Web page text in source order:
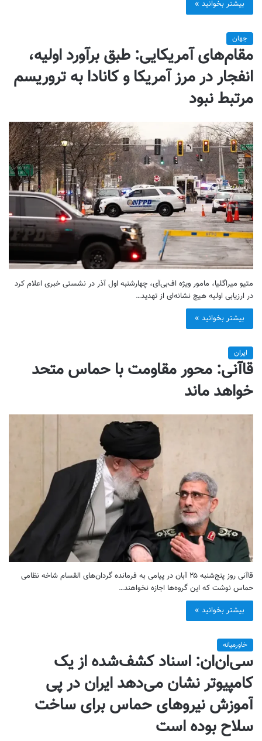
بیشتر بخوانید »
جهان
مقام‌های آمریکایی: طبق برآورد اولیه،
انفجار در مرز آمریکا و کانادا به تروریسم
مرتبط نبود
متیو میراگلیا، مامور ویژه اف‌بی‌آی، چهارشنبه اول آذر در نشستی خبری اعلام کرد
در ارزیابی اولیه هیچ نشانه‌ای از تهدید…
بیشتر بخوانید »
ایران
قاآنی: محور مقاومت با حماس متحد
خواهد ماند
قاآنی روز پنج‌شنبه ۲۵ آبان در پیامی به فرمانده گردان‌های القسام شاخه نظامی
حماس نوشت که این گروه‌ها اجازه نخواهند…
بیشتر بخوانید »
خاورمیانه
سی‌ان‌ان: اسناد کشف‌شده از یک
کامپیوتر نشان می‌دهد ایران در پی
آموزش نیروهای حماس برای ساخت
سلاح بوده است